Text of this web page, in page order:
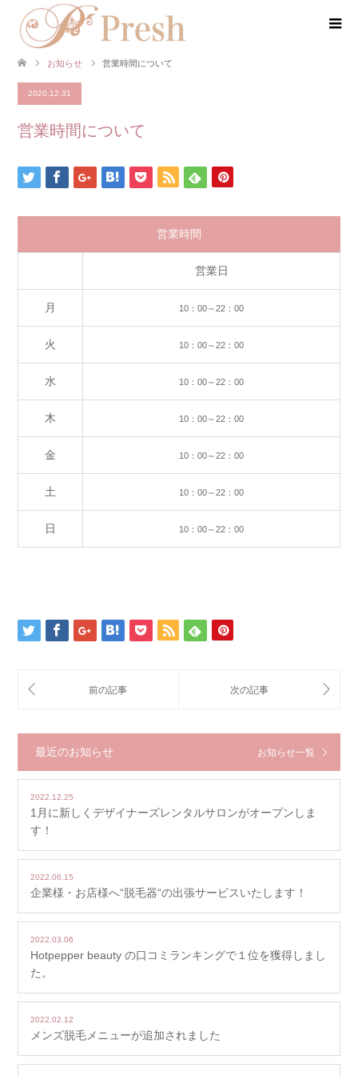
お知らせ 営業時間について
2020.12.31
営業時間について
営業時間
月
火
水
木
金
土
日
営業日
10：00～22：00
10：00～22：00
10：00～22：00
10：00～22：00
10：00～22：00
10：00～22：00
10：00～22：00
最近のお知らせ お知らせ一覧
2022.12.25
1月に新しくデザイナーズレンタルサロンがオープンしま
す！
2022.06.15
企業様・お店様へ“脱毛器“の出張サービスいたします！
2022.03.06
Hotpepper beauty の口コミランキングで１位を獲得しまし
た。
2022.02.12
メンズ脱毛メニューが追加されました